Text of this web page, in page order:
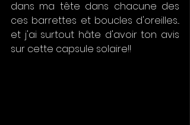
dans ma tête dans chacune des
ces barrettes et boucles d'oreilles...
et j'ai surtout hâte d'avoir ton avis
sur cette capsule solaire!!